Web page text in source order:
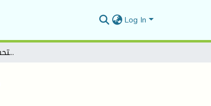
Log In
دور ادارة الجودة الشاملة فيتحسين اداء الموارد البشرية